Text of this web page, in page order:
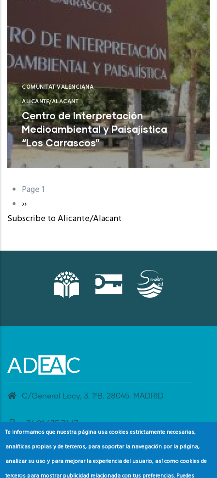
COMUNITAT VALENCIANA
ALICANTE/ALACANT
Centro de Interpretación
Medioambiental y Paisajística
“Los Carrascos”
L'Alfàs del Pi (Alicante)
Pagination
Page 1
Next
page
››
Subscribe to Alicante/Alacant
C/General Lacy, 3. 1ºB. 28045. MADRID
+34 91 435 31 47
banderaazul@adeac.es
Te informamos que nuestra página usa cookies estrictamente necesarias,
analíticas propias y de terceros, para soportar la navegación por la página,
analizar su uso y para mejorar la experiencia del usuario, así como cookies de
terceros para mostrar publicidad relacionada con tus preferencias. Puedes